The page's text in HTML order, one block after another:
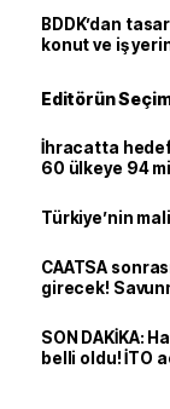
BDDK’dan
konut ve iş
Editörün
İhracatta
60 ülkeye 94
Türkiye’nin
CAATSA
girecek!
SON DAKİKA:
belli oldu! İTO